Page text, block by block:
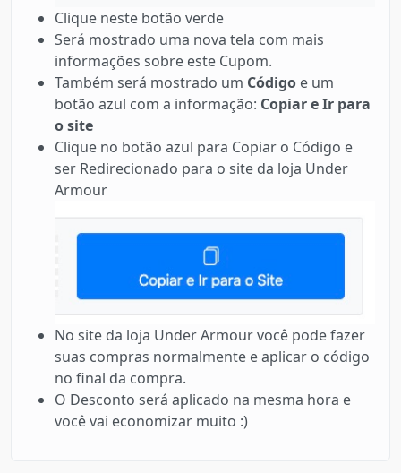
Clique neste botão verde
Será mostrado uma nova tela com mais
informações sobre este Cupom.
Também será mostrado um Código e um
botão azul com a informação: Copiar e Ir para
o site
Clique no botão azul para Copiar o Código e
ser Redirecionado para o site da loja Under
Armour
No site da loja Under Armour você pode fazer
suas compras normalmente e aplicar o código
no final da compra.
O Desconto será aplicado na mesma hora e
você vai economizar muito :)